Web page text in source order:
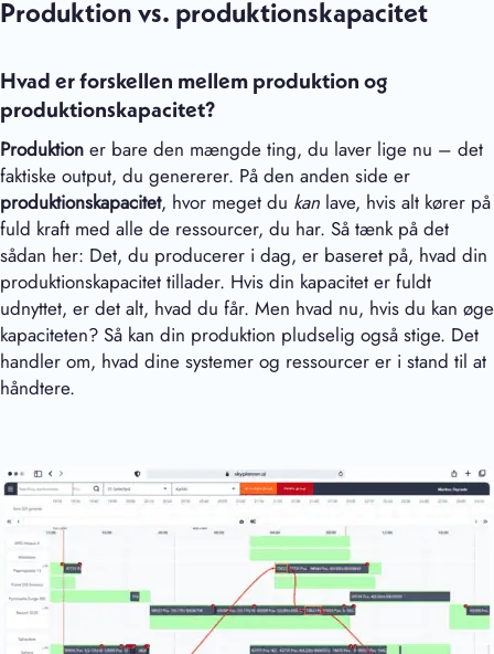
Produktion vs. produktionskapacitet
Hvad er forskellen mellem produktion og
produktionskapacitet?
Produktion er bare den mængde ting, du laver lige nu – det
faktiske output, du genererer. På den anden side er
produktionskapacitet, hvor meget du kan lave, hvis alt kører på
fuld kraft med alle de ressourcer, du har. Så tænk på det
sådan her: Det, du producerer i dag, er baseret på, hvad din
produktionskapacitet tillader. Hvis din kapacitet er fuldt
udnyttet, er det alt, hvad du får. Men hvad nu, hvis du kan øge
kapaciteten? Så kan din produktion pludselig også stige. Det
handler om, hvad dine systemer og ressourcer er i stand til at
håndtere.